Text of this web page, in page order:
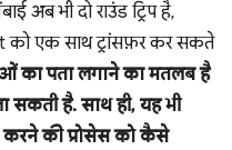
अब भी दो राउंड ट्रिप है,
को एक साथ ट्रांसफ़र कर सकते
का पता लगाने का मतलब है
सकती है. साथ ही, यह भी
की प्रोसेस को कैसे